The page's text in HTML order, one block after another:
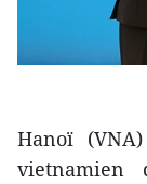
Hanoï